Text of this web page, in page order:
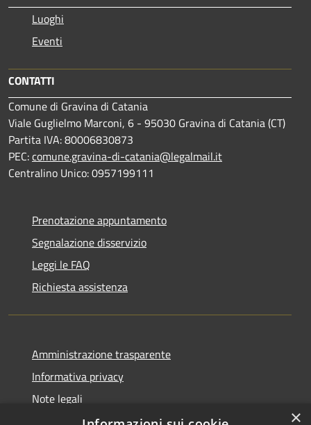
Luoghi
Eventi
CONTATTI
Comune di Gravina di Catania
Viale Guglielmo Marconi, 6 - 95030 Gravina di Catania (CT)
Partita IVA: 80006830873
PEC:comune.gravina-di-catania@legalmail.it
Centralino Unico: 0957199111
Prenotazione appuntamento
Segnalazione disservizio
Leggi le FAQ
Richiesta assistenza
Amministrazione trasparente
Informativa privacy
Note legali
Dichiarazione di accessibilità
×